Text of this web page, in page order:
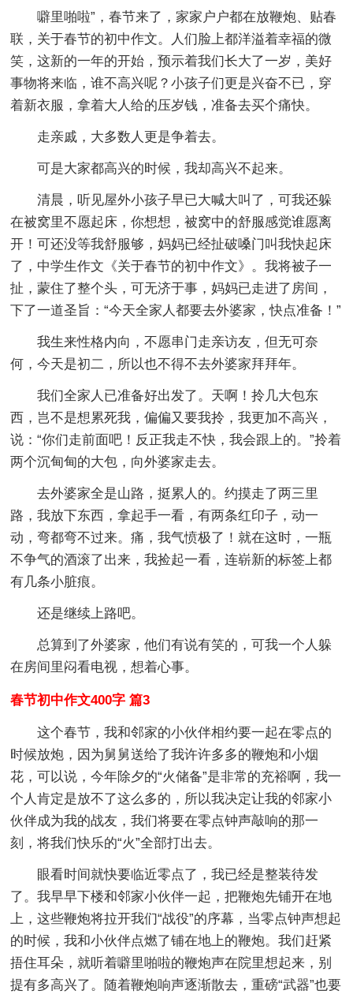
噼里啪啦”，春节来了，家家户户都在放鞭炮、贴春
联，关于春节的初中作文。人们脸上都洋溢着幸福的微
笑，这新的一年的开始，预示着我们长大了一岁，美好
事物将来临，谁不高兴呢？小孩子们更是兴奋不已，穿
着新衣服，拿着大人给的压岁钱，准备去买个痛快。
走亲戚，大多数人更是争着去。
可是大家都高兴的时候，我却高兴不起来。
清晨，听见屋外小孩子早已大喊大叫了，可我还躲
在被窝里不愿起床，你想想，被窝中的舒服感觉谁愿离
开！可还没等我舒服够，妈妈已经扯破嗓门叫我快起床
了，中学生作文《关于春节的初中作文》。我将被子一
扯，蒙住了整个头，可无济于事，妈妈已走进了房间，
下了一道圣旨：“今天全家人都要去外婆家，快点准备！”
我生来性格内向，不愿串门走亲访友，但无可奈
何，今天是初二，所以也不得不去外婆家拜拜年。
我们全家人已准备好出发了。天啊！拎几大包东
西，岂不是想累死我，偏偏又要我拎，我更加不高兴，
说：“你们走前面吧！反正我走不快，我会跟上的。”拎着
两个沉甸甸的大包，向外婆家走去。
去外婆家全是山路，挺累人的。约摸走了两三里
路，我放下东西，拿起手一看，有两条红印子，动一
动，弯都弯不过来。痛，我气愤极了！就在这时，一瓶
不争气的酒滚了出来，我捡起一看，连崭新的标签上都
有几条小脏痕。
还是继续上路吧。
总算到了外婆家，他们有说有笑的，可我一个人躲
在房间里闷看电视，想着心事。
春节初中作文400字 篇3
这个春节，我和邻家的小伙伴相约要一起在零点的
时候放炮，因为舅舅送给了我许许多多的鞭炮和小烟
花，可以说，今年除夕的“火储备”是非常的充裕啊，我一
个人肯定是放不了这么多的，所以我决定让我的邻家小
伙伴成为我的战友，我们将要在零点钟声敲响的那一
刻，将我们快乐的“火”全部打出去。
眼看时间就快要临近零点了，我已经是整装待发
了。我早早下楼和邻家小伙伴一起，把鞭炮先铺开在地
上，这些鞭炮将拉开我们“战役”的序幕，当零点钟声想起
的时候，我和小伙伴点燃了铺在地上的鞭炮。我们赶紧
捂住耳朵，就听着噼里啪啦的鞭炮声在院里想起来，别
提有多高兴了。随着鞭炮响声逐渐散去，重磅“武器”也要